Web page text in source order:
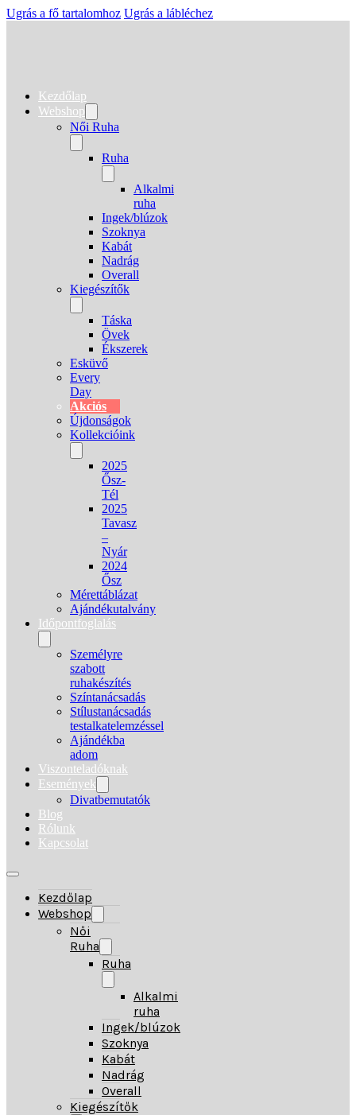
Ugrás a fő tartalomhoz Ugrás a lábléchez
Kezdőlap
Webshop
Női Ruha
Ruha
Alkalmi
ruha
Ingek/blúzok
Szoknya
Kabát
Nadrág
Overall
Kiegészítők
Táska
Övek
Ékszerek
Esküvő
Every
Day
Akciós
Újdonságok
Kollekcióink
2025
Ősz-
Tél
2025
Tavasz
–
Nyár
2024
Ősz
Mérettáblázat
Ajándékutalvány
Időpontfoglalás
Személyre
szabott
ruhakészítés
Színtanácsadás
Stílustanácsadás
testalkatelemzéssel
Ajándékba
adom
Viszonteladóknak
Események
Divatbemutatók
Blog
Rólunk
Kapcsolat
Kezdőlap
Webshop
Női
Ruha
Ruha
Alkalmi
ruha
Ingek/blúzok
Szoknya
Kabát
Nadrág
Overall
Kiegészítők